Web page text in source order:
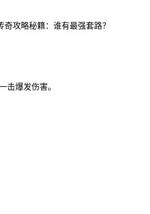
击爆发伤害。